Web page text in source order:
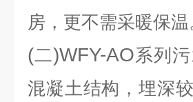
房，更不需采暖保温
(二)WFY-AO系列
混凝土结构，埋深